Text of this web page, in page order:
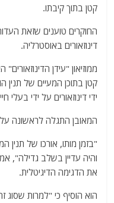
קטן בתוך קיבתו.
החוקרים טוענים שזאת
דינוזאורים באוסטרליה.
ממוזיאון "עידן
קטן בתוכן המעיים של תנין
ידי דינוזאורים על ידי
המאובן התגלה לראשונה על
"בזמן מותו, אורכו של תנין
והיה עדיין בשלב גדילה",
את הדגימה הדיגיטלית.
הוא הוסיף כי "למרות